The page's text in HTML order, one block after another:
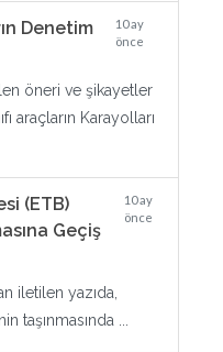
Denetim
10 ay
önce
öneri ve şikayetler
araçların Karayolları
(ETB)
Geçiş
10 ay
önce
iletilen yazıda,
taşınmasında ...